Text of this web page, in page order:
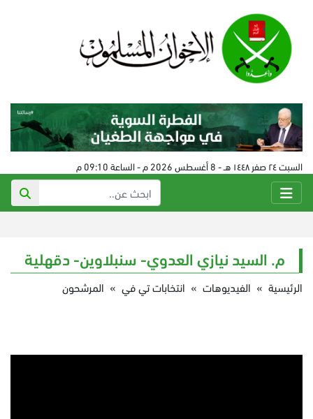
السبت ٢٤ صفر ١٤٤٨ هـ - 8 أغسطس 2026 م - الساعة 09:10 م
م. السيد نيازي العدوي- سنبلاوين- دقهلية
الرئيسية » الفيديوهات » انتخابات تي في » المرشحون